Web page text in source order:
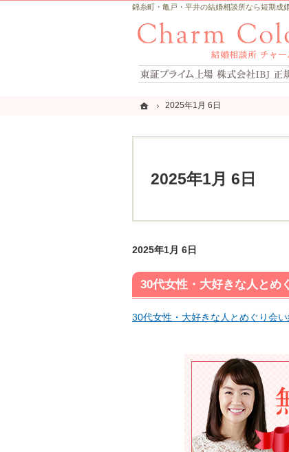
ホーム
2025年1月 6日
2025年1月 6日
錦糸町・亀戸・平井の結婚相談所なら短期成
2025年1月 6日
30代女性・大好きな人とめ
30代女性・大好きな人とめぐり会
ホーム
2025年1月 6日